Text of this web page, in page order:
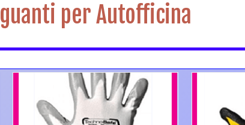
guanti per Autofficina